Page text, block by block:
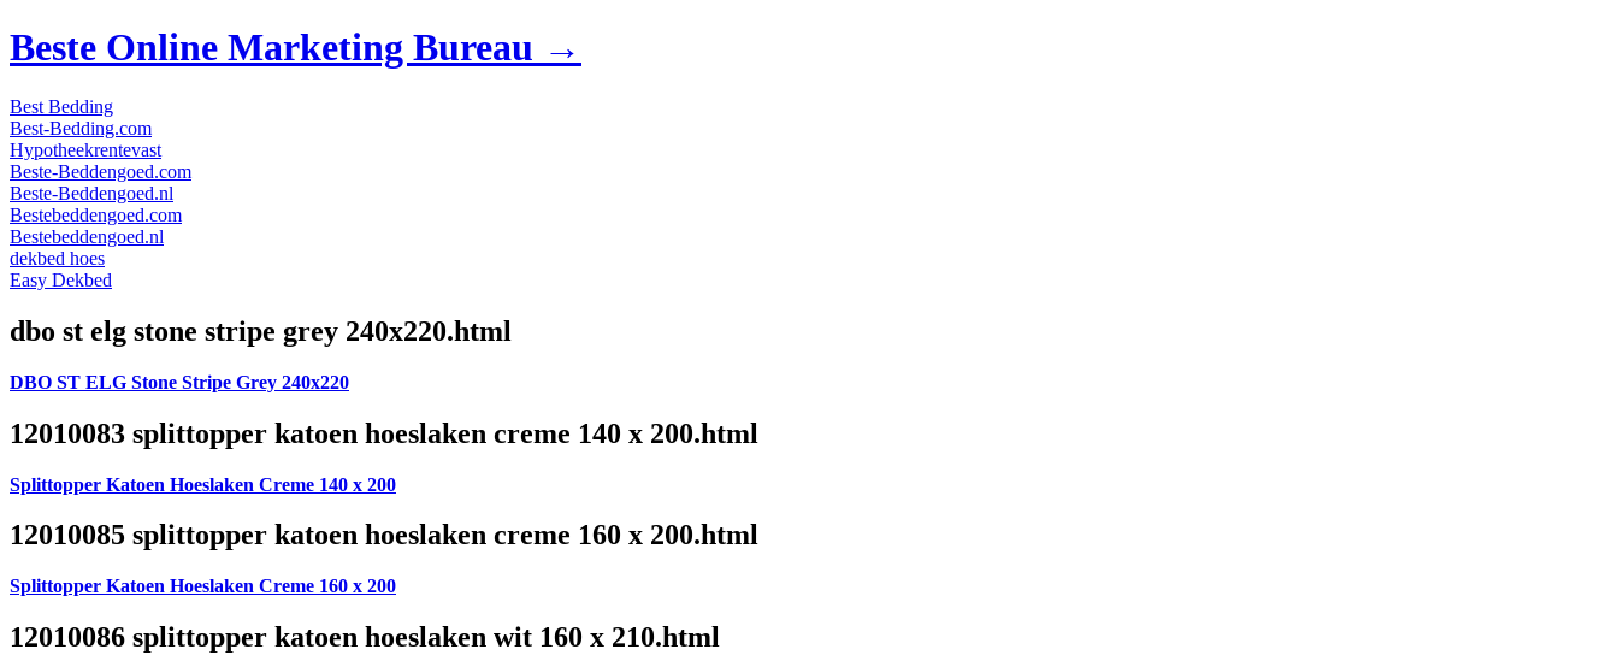
Beste Online Marketing Bureau →
Best Bedding
Best-Bedding.com
Hypotheekrentevast
Beste-Beddengoed.com
Beste-Beddengoed.nl
Bestebeddengoed.com
Bestebeddengoed.nl
dekbed hoes
Easy Dekbed
dbo st elg stone stripe grey 240x220.html
DBO ST ELG Stone Stripe Grey 240x220
12010083 splittopper katoen hoeslaken creme 140 x 200.html
Splittopper Katoen Hoeslaken Creme 140 x 200
12010085 splittopper katoen hoeslaken creme 160 x 200.html
Splittopper Katoen Hoeslaken Creme 160 x 200
12010086 splittopper katoen hoeslaken wit 160 x 210.html